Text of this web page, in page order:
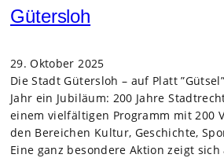
Gütersloh
29. Oktober 2025
Die Stadt Güters­loh – auf Platt
Jahr ein Jubi­läum: 200 Jahre
einem viel­fäl­ti­gen Pro­gramm mit 200
den Berei­chen Kul­tur, Geschichte,
Eine ganz beson­dere Aktion zeigt